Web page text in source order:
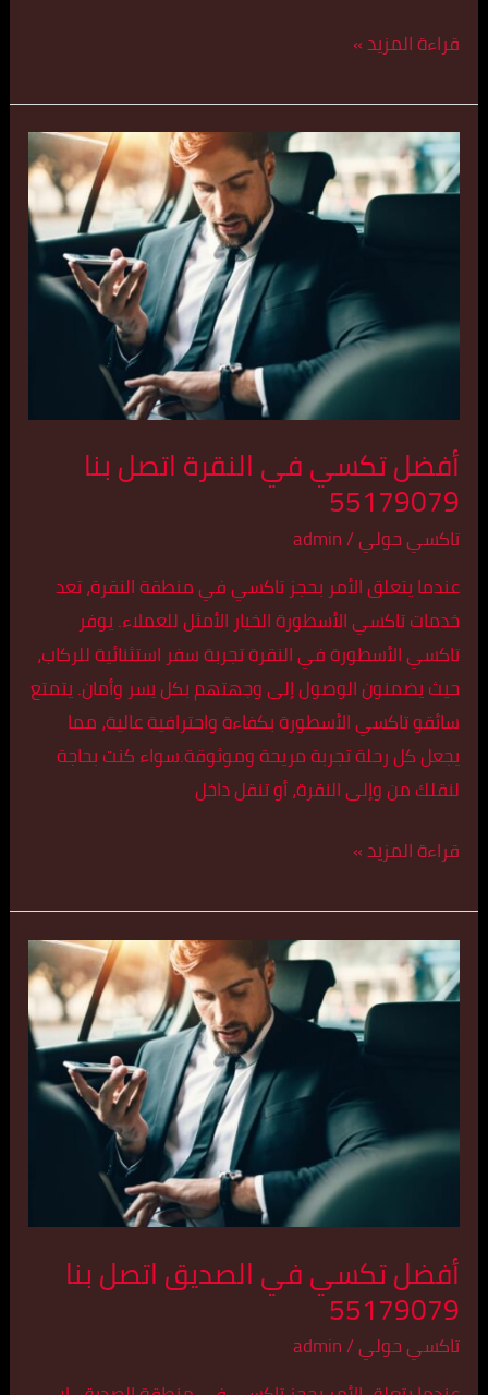
قراءة المزيد »
أفضل تكسي في النقرة اتصل بنا
55179079
تاكسي حولي/
admin
عندما يتعلق الأمر بحجز تاكسي في منطقة النقرة، تعد
خدمات تاكسي الأسطورة الخيار الأمثل للعملاء. يوفر
تاكسي الأسطورة في النقرة تجربة سفر استثنائية للركاب،
حيث يضمنون الوصول إلى وجهتهم بكل يسر وأمان. يتمتع
سائقو تاكسي الأسطورة بكفاءة واحترافية عالية، مما
يجعل كل رحلة تجربة مريحة وموثوقة.سواء كنت بحاجة
لنقلك من وإلى النقرة، أو تنقل داخل
أفضل
تكسي
بنا
55179079
قراءة المزيد »
أفضل تكسي في الصديق اتصل بنا
55179079
تاكسي حولي/
admin
أفضل
تكسي
بنا
55179079